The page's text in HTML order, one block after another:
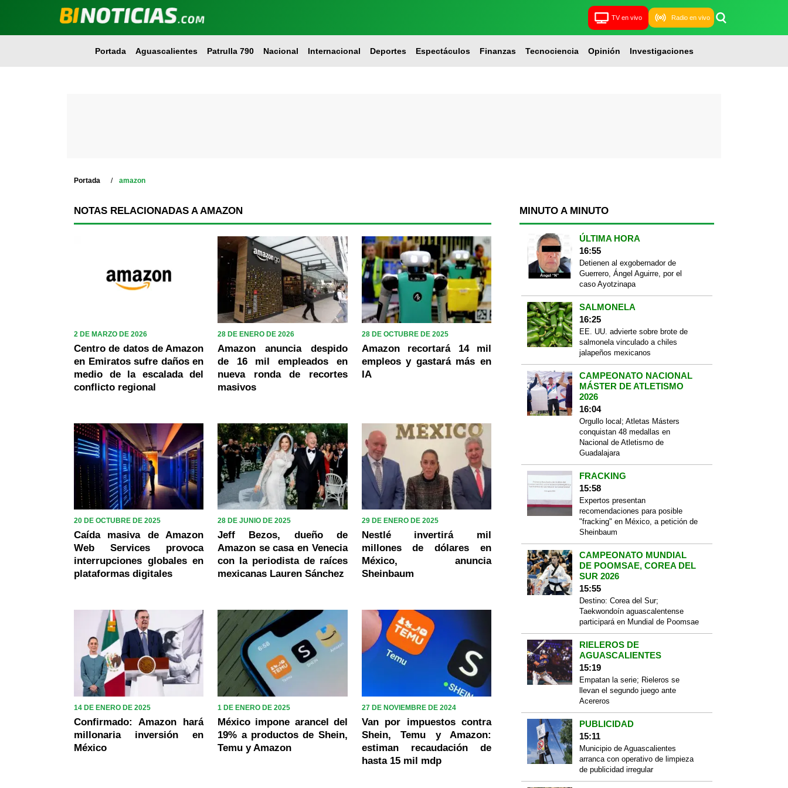
TV en vivo Radio en vivo
Portada Aguascalientes Patrulla 790 Nacional Internacional Deportes Espectáculos Finanzas Tecnociencia Opinión Investigaciones
Portada amazon
NOTAS RELACIONADAS A AMAZON
2 DE MARZO DE 2026
Centro de datos de Amazon
en Emiratos sufre daños en
medio de la escalada del
conflicto regional
28 DE ENERO DE 2026
Amazon anuncia despido
de 16 mil empleados en
nueva ronda de recortes
masivos
28 DE OCTUBRE DE 2025
Amazon recortará 14 mil
empleos y gastará más en
IA
20 DE OCTUBRE DE 2025
Caída masiva de Amazon
Web Services provoca
interrupciones globales en
plataformas digitales
28 DE JUNIO DE 2025
Jeff Bezos, dueño de
Amazon se casa en Venecia
con la periodista de raíces
mexicanas Lauren Sánchez
29 DE ENERO DE 2025
Nestlé invertirá mil
millones de dólares en
México, anuncia
Sheinbaum
14 DE ENERO DE 2025
Confirmado: Amazon hará
millonaria inversión en
México
1 DE ENERO DE 2025
México impone arancel del
19% a productos de Shein,
Temu y Amazon
27 DE NOVIEMBRE DE 2024
Van por impuestos contra
Shein, Temu y Amazon:
estiman recaudación de
hasta 15 mil mdp
MINUTO A MINUTO
ÚLTIMA HORA
16:55
Detienen al exgobernador de
Guerrero, Ángel Aguirre, por el
caso Ayotzinapa
SALMONELA
16:25
EE. UU. advierte sobre brote de
salmonela vinculado a chiles
jalapeños mexicanos
CAMPEONATO NACIONAL
MÁSTER DE ATLETISMO
2026
16:04
Orgullo local; Atletas Másters
conquistan 48 medallas en
Nacional de Atletismo de
Guadalajara
FRACKING
15:58
Expertos presentan
recomendaciones para posible
"fracking" en México, a petición de
Sheinbaum
CAMPEONATO MUNDIAL
DE POOMSAE, COREA DEL
SUR 2026
15:55
Destino: Corea del Sur;
Taekwondoín aguascalentense
participará en Mundial de Poomsae
RIELEROS DE
AGUASCALIENTES
15:19
Empatan la serie; Rieleros se
llevan el segundo juego ante
Acereros
PUBLICIDAD
15:11
Municipio de Aguascalientes
arranca con operativo de limpieza
de publicidad irregular